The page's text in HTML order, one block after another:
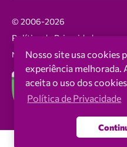
© 2006-2026
Política de Privacidade
NEO Agência Digital
Nosso site usa cookies
experiência melhorada.
aceita o uso dos
Política de Privacidade